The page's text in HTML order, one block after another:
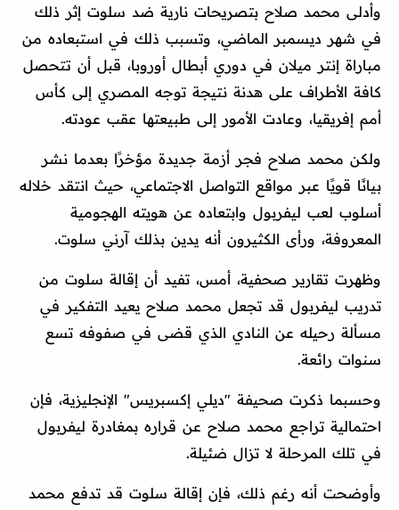
وأدلى محمد صلاح بتصريحات نارية ضد سلوت إثر ذلك
في شهر ديسمبر الماضي، وتسبب ذلك في استبعاده من
مباراة إنتر ميلان في دوري أبطال أوروبا، قبل أن تتحصل
كافة الأطراف على هدنة نتيجة توجه المصري إلى كأس
أمم إفريقيا، وعادت الأمور إلى طبيعتها عقب عودته.
ولكن محمد صلاح فجر أزمة جديدة مؤخرًا بعدما نشر
بيانًا قويًا عبر مواقع التواصل الاجتماعي، حيث انتقد خلاله
أسلوب لعب ليفربول وابتعاده عن هويته الهجومية
المعروفة، ورأى الكثيرون أنه يدين بذلك آرني سلوت.
وظهرت تقارير صحفية، أمس، تفيد أن إقالة سلوت من
تدريب ليفربول قد تجعل محمد صلاح يعيد التفكير في
مسألة رحيله عن النادي الذي قضى في صفوفه تسع
سنوات رائعة.
وحسبما ذكرت صحيفة "ديلي إكسبريس" الإنجليزية، فإن
احتمالية تراجع محمد صلاح عن قراره بمغادرة ليفربول
في تلك المرحلة لا تزال ضئيلة.
وأوضحت أنه رغم ذلك، فإن إقالة سلوت قد تدفع محمد